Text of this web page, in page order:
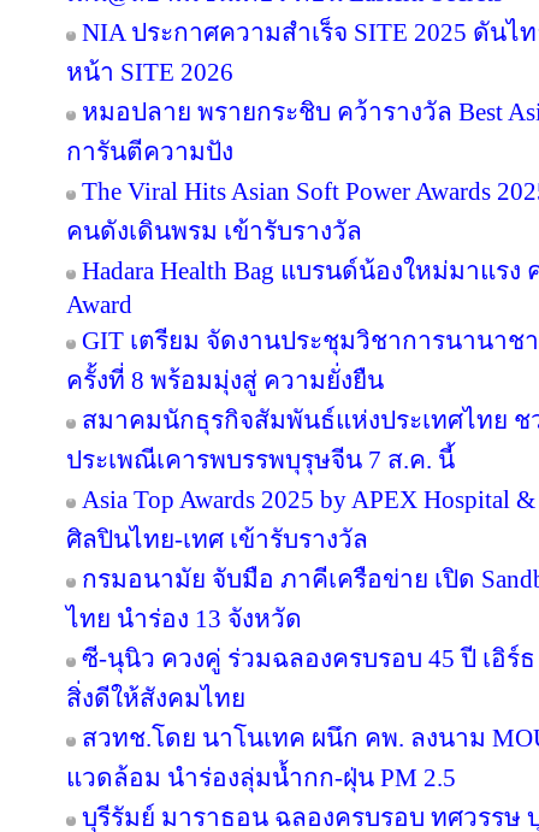
NIA ประกาศความสำเร็จ SITE 2025 ดัน
หน้า SITE 2026
หมอปลาย พรายกระชิบ คว้ารางวัล Best
การันตีความปัง
The Viral Hits Asian Soft Power Awards
คนดังเดินพรม เข้ารับรางวัล
Hadara Health Bag แบรนด์น้องใหม่มาแรง
Award
GIT เตรียม จัดงานประชุมวิชาการนานา
ครั้งที่ 8 พร้อมมุ่งสู่ ความยั่งยืน
สมาคมนักธุรกิจสัมพันธ์แห่งประเทศไทย
ประเพณีเคารพบรรพบุรุษจีน 7 ส.ค. นี้
Asia Top Awards 2025 by APEX
ศิลปินไทย-เทศ เข้ารับรางวัล
กรมอนามัย จับมือ ภาคีเครือข่าย เปิด
ไทย นำร่อง 13 จังหวัด
ซี-นุนิว ควงคู่ ร่วมฉลองครบรอบ 45 ปี เอิร์
สิ่งดีให้สังคมไทย
สวทช.โดย นาโนเทค ผนึก คพ. ลงนาม
แวดล้อม นำร่องลุ่มน้ำกก-ฝุ่น PM 2.5
บุรีรัมย์ มาราธอน ฉลองครบรอบ ทศวรรษ